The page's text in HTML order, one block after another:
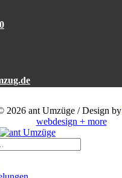
2026 ant Umzüge / Design by
webdesign + more